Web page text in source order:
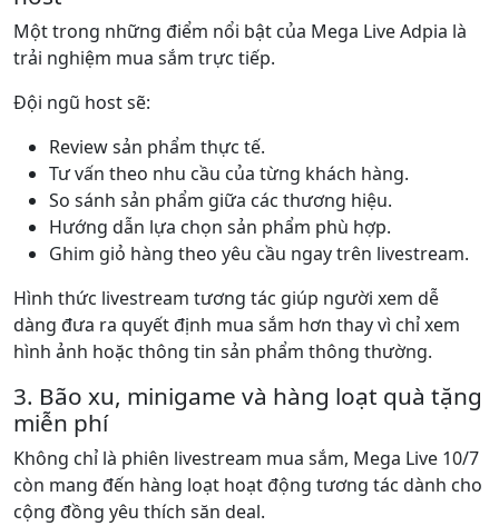
Một trong những điểm nổi bật của Mega Live Adpia là
trải nghiệm mua sắm trực tiếp.
Đội ngũ host sẽ:
Review sản phẩm thực tế.
Tư vấn theo nhu cầu của từng khách hàng.
So sánh sản phẩm giữa các thương hiệu.
Hướng dẫn lựa chọn sản phẩm phù hợp.
Ghim giỏ hàng theo yêu cầu ngay trên livestream.
Hình thức livestream tương tác giúp người xem dễ
dàng đưa ra quyết định mua sắm hơn thay vì chỉ xem
hình ảnh hoặc thông tin sản phẩm thông thường.
3. Bão xu, minigame và hàng loạt quà tặng
miễn phí
Không chỉ là phiên livestream mua sắm, Mega Live 10/7
còn mang đến hàng loạt hoạt động tương tác dành cho
cộng đồng yêu thích săn deal.